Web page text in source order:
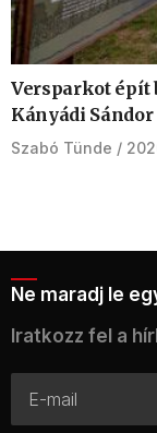
Versparkot
Kányádi
Szabó Tünde
Ne maradj le
Iratkozz fel a